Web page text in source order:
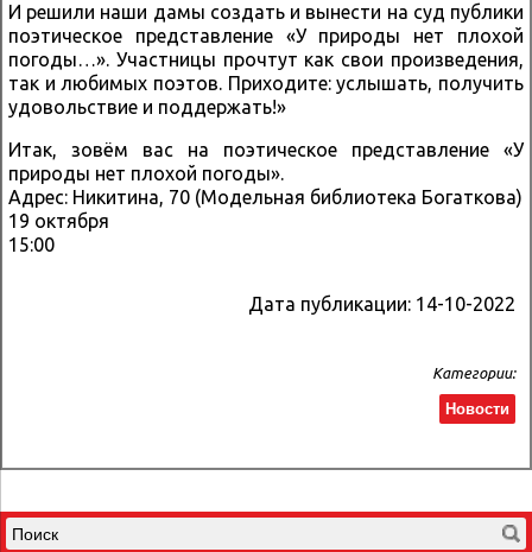
И решили наши дамы создать и вынести на суд публики
поэтическое представление «У природы нет плохой
погоды…». Участницы прочтут как свои произведения,
так и любимых поэтов. Приходите: услышать, получить
удовольствие и поддержать!»
Итак, зовём вас на поэтическое представление «У
природы нет плохой погоды».
Адрес: Никитина, 70 (Модельная библиотека Богаткова)
19 октября
15:00
Дата публикации: 14-10-2022
Категории:
Новости